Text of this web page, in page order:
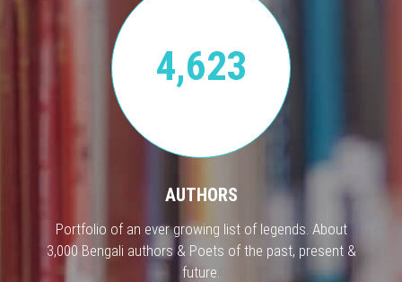
4,623
AUTHORS
Portfolio of an ever growing list of legends. About
3,000 Bengali authors & Poets of the past, present &
future.